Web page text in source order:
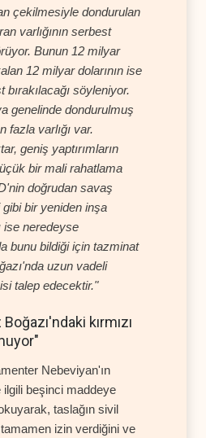
çekilmesiyle dondurulan
varlığının serbest
Bunun 12 milyar
12 milyar dolarının ise
söyleniyor.
genelinde dondurulmuş
fazla varlığı var.
geniş yaptırımların
bir mali rahatlama
doğrudan savaş
bir yeniden inşa
ise neredeyse
bunu bildiği için tazminat
uzun vadeli
talep edecektir."
kırmızı
Nebeviyan'ın
ilgili beşinci maddeye
taslağın sivil
izin verdiğini ve